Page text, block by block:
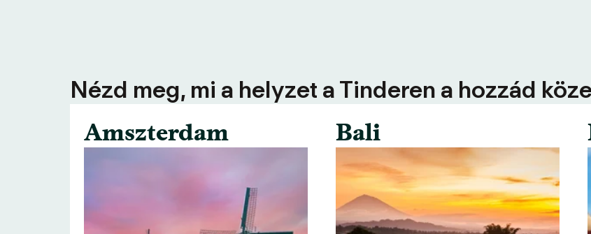
Nézd meg, mi a helyzet a Tinderen a hozzád
Amszterdam
Bali